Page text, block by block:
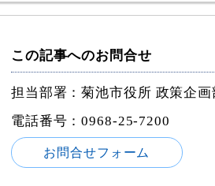
この記事へのお問合せ
担当部署：菊池市役所 政策企
電話番号：0968-25-7200
お問合せフォーム